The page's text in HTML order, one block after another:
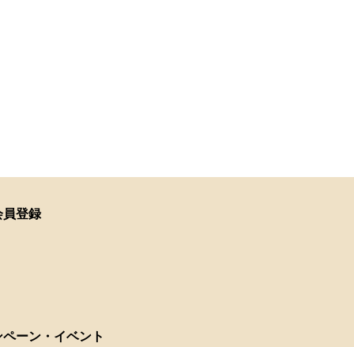
員登録
ペーン・イベント